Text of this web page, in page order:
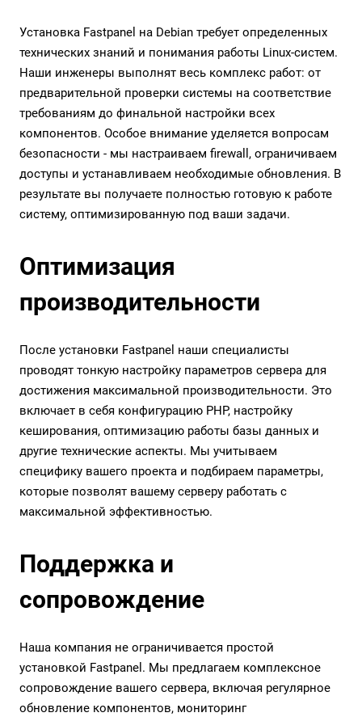
Установка Fastpanel на Debian требует определенных
технических знаний и понимания работы Linux-систем.
Наши инженеры выполнят весь комплекс работ: от
предварительной проверки системы на соответствие
требованиям до финальной настройки всех
компонентов. Особое внимание уделяется вопросам
безопасности - мы настраиваем firewall, ограничиваем
доступы и устанавливаем необходимые обновления. В
результате вы получаете полностью готовую к работе
систему, оптимизированную под ваши задачи.
Оптимизация
производительности
После установки Fastpanel наши специалисты
проводят тонкую настройку параметров сервера для
достижения максимальной производительности. Это
включает в себя конфигурацию PHP, настройку
кеширования, оптимизацию работы базы данных и
другие технические аспекты. Мы учитываем
специфику вашего проекта и подбираем параметры,
которые позволят вашему серверу работать с
максимальной эффективностью.
Поддержка и
сопровождение
Наша компания не ограничивается простой
установкой Fastpanel. Мы предлагаем комплексное
сопровождение вашего сервера, включая регулярное
обновление компонентов, мониторинг